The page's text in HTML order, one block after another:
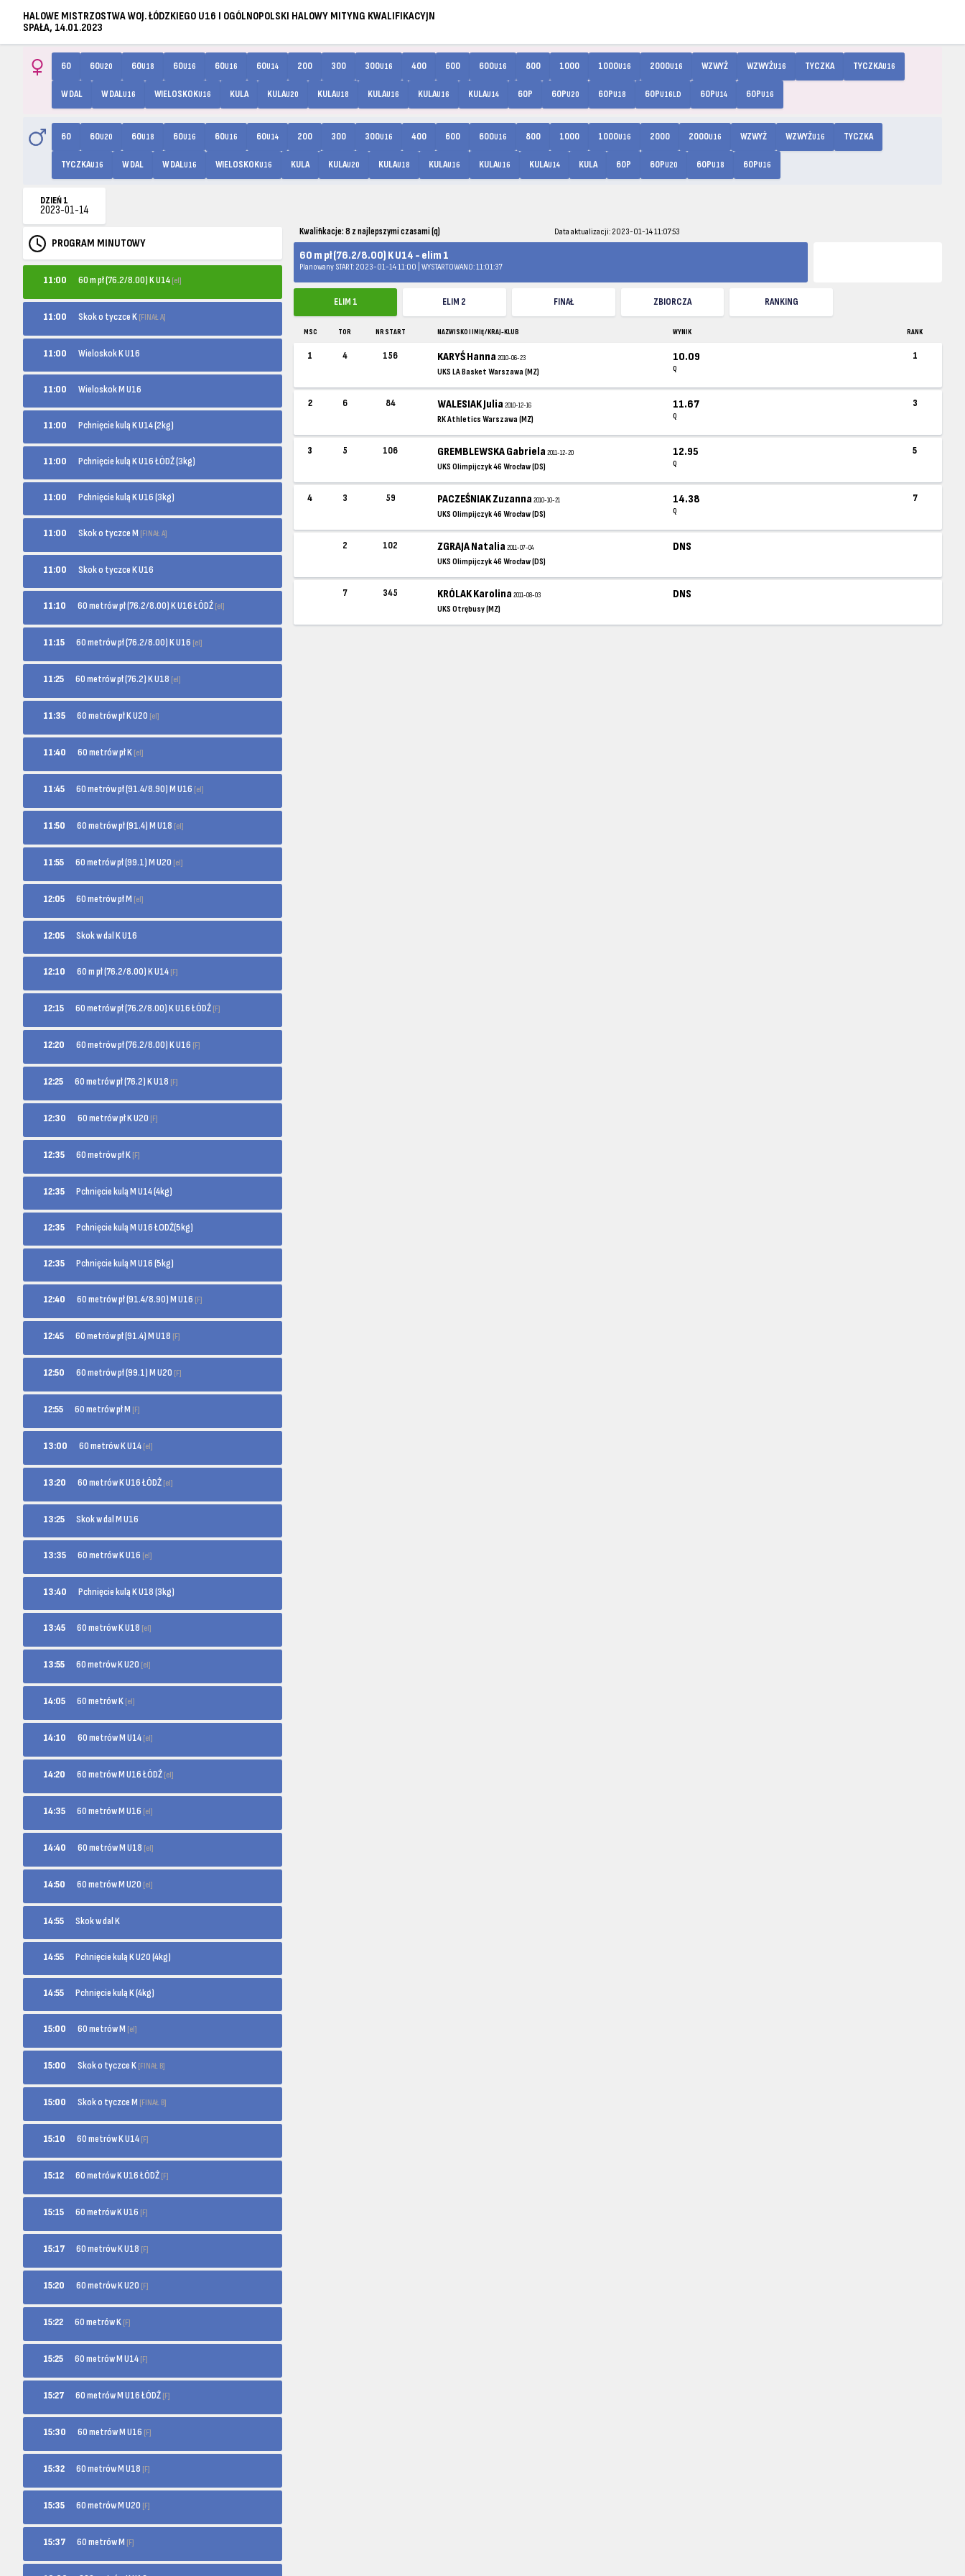
HALOWE MISTRZOSTWA WOJ. ŁÓDZKIEGO U16 I OGÓLNOPOLSKI HALOWY MITYNG KWALIFIKACYJN
SPAŁA, 14.01.2023
60 60U20 60U18 60U16 60U16 60U14 200 300 300U16 400 600 600U16 800 1000 1000U16 2000U16 WZWYŻ WZWYŻU16 TYCZKA TYCZKAU16
W DAL W DALU16 WIELOSKOKU16 KULA KULAU20 KULAU18 KULAU16 KULAU16 KULAU14 60P 60PU20 60PU18 60PU16LD 60PU14 60PU16
60 60U20 60U18 60U16 60U16 60U14 200 300 300U16 400 600 600U16 800 1000 1000U16 2000 2000U16 WZWYŻ WZWYŻU16 TYCZKA
TYCZKAU16 W DAL W DALU16 WIELOSKOKU16 KULA KULAU20 KULAU18 KULAU16 KULAU16 KULAU14 KULA 60P 60PU20 60PU18 60PU16
DZIEŃ 1
2023-01-14
PROGRAM MINUTOWY
11:00 60 m pł (76.2/8.00) K U14 [el]
11:00 Skok o tyczce K [FINAŁ A]
11:00 Wieloskok K U16
11:00 Wieloskok M U16
11:00 Pchnięcie kulą K U14 (2kg)
11:00 Pchnięcie kulą K U16 ŁÓDŹ (3kg)
11:00 Pchnięcie kulą K U16 (3kg)
11:00 Skok o tyczce M [FINAŁ A]
11:00 Skok o tyczce K U16
11:10 60 metrów pł (76.2/8.00) K U16 ŁÓDŹ [el]
11:15 60 metrów pł (76.2/8.00) K U16 [el]
11:25 60 metrów pł (76.2) K U18 [el]
11:35 60 metrów pł K U20 [el]
11:40 60 metrów pł K [el]
11:45 60 metrów pł (91.4/8.90) M U16 [el]
11:50 60 metrów pł (91.4) M U18 [el]
11:55 60 metrów pł (99.1) M U20 [el]
12:05 60 metrów pł M [el]
12:05 Skok w dal K U16
12:10 60 m pł (76.2/8.00) K U14 [F]
12:15 60 metrów pł (76.2/8.00) K U16 ŁÓDŹ [F]
12:20 60 metrów pł (76.2/8.00) K U16 [F]
12:25 60 metrów pł (76.2) K U18 [F]
12:30 60 metrów pł K U20 [F]
12:35 60 metrów pł K [F]
12:35 Pchnięcie kulą M U14 (4kg)
12:35 Pchnięcie kulą M U16 ŁODŹ(5kg)
12:35 Pchnięcie kulą M U16 (5kg)
12:40 60 metrów pł (91.4/8.90) M U16 [F]
12:45 60 metrów pł (91.4) M U18 [F]
12:50 60 metrów pł (99.1) M U20 [F]
12:55 60 metrów pł M [F]
13:00 60 metrów K U14 [el]
13:20 60 metrów K U16 ŁÓDŹ [el]
13:25 Skok w dal M U16
13:35 60 metrów K U16 [el]
13:40 Pchnięcie kulą K U18 (3kg)
13:45 60 metrów K U18 [el]
13:55 60 metrów K U20 [el]
14:05 60 metrów K [el]
14:10 60 metrów M U14 [el]
14:20 60 metrów M U16 ŁÓDŹ [el]
14:35 60 metrów M U16 [el]
14:40 60 metrów M U18 [el]
14:50 60 metrów M U20 [el]
14:55 Skok w dal K
14:55 Pchnięcie kulą K U20 (4kg)
14:55 Pchnięcie kulą K (4kg)
15:00 60 metrów M [el]
15:00 Skok o tyczce K [FINAŁ B]
15:00 Skok o tyczce M [FINAŁ B]
15:10 60 metrów K U14 [F]
15:12 60 metrów K U16 ŁÓDŹ [F]
15:15 60 metrów K U16 [F]
15:17 60 metrów K U18 [F]
15:20 60 metrów K U20 [F]
15:22 60 metrów K [F]
15:25 60 metrów M U14 [F]
15:27 60 metrów M U16 ŁÓDŹ [F]
15:30 60 metrów M U16 [F]
15:32 60 metrów M U18 [F]
15:35 60 metrów M U20 [F]
15:37 60 metrów M [F]
Kwalifikacje: 8 z najlepszymi czasami (q) Data aktualizacji: 2023-01-14 11:07:53
60 m pł (76.2/8.00) K U14 - elim 1
Planowany START: 2023-01-14 11:00 | WYSTARTOWANO: 11:01:37
ELIM 1 ELIM 2 FINAŁ ZBIORCZA RANKING
MSC TOR NR START NAZWISKO I IMIĘ / KRAJ-KLUB WYNIK RANK
1 4 156 KARYŚ Hanna2010-06-23
UKS LA Basket Warszawa (MZ)
10.09
Q
1
2 6 84 WALESIAK Julia2010-12-16
RK Athletics Warszawa (MZ)
11.67
Q
3
3 5 106 GREMBLEWSKA Gabriela2011-12-20
UKS Olimpijczyk 46 Wrocław (DS)
12.95
Q
5
4 3 59 PACZEŚNIAK Zuzanna2010-10-21
UKS Olimpijczyk 46 Wrocław (DS)
14.38
Q
7
2 102 ZGRAJA Natalia2011-07-04
UKS Olimpijczyk 46 Wrocław (DS)
DNS
7 345 KRÓLAK Karolina2011-08-03
UKS Otrębusy (MZ)
DNS